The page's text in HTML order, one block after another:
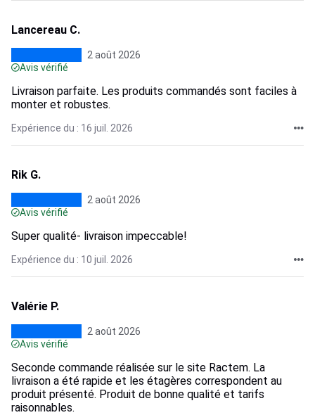
Lancereau C.
2 août 2026
Avis vérifié
Livraison parfaite. Les produits commandés sont faciles à
monter et robustes.
Expérience du : 16 juil. 2026
Rik G.
2 août 2026
Avis vérifié
Super qualité- livraison impeccable!
Expérience du : 10 juil. 2026
Valérie P.
2 août 2026
Avis vérifié
Seconde commande réalisée sur le site Ractem. La
livraison a été rapide et les étagères correspondent au
produit présenté. Produit de bonne qualité et tarifs
raisonnables.